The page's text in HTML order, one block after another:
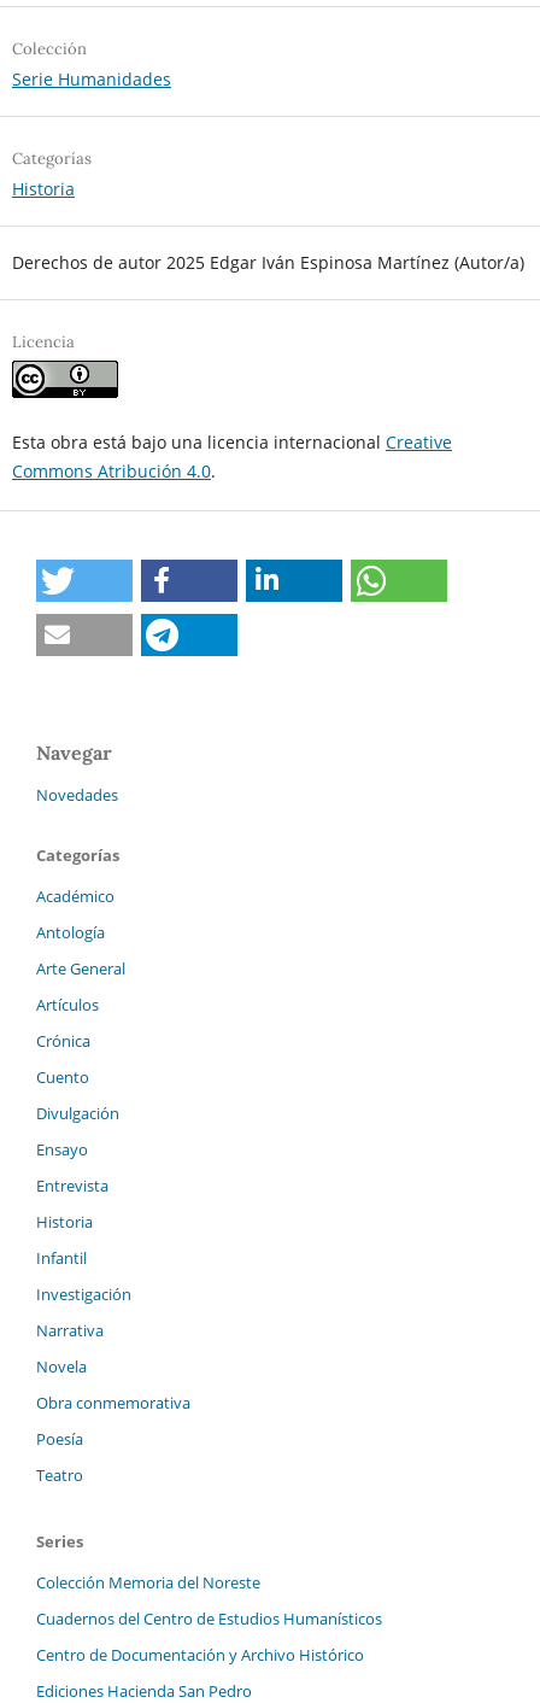
Colección
Serie Humanidades
Categorías
Historia
Derechos de autor 2025 Edgar Iván Espinosa Martínez (Autor/a)
Licencia
Esta obra está bajo una licencia internacional Creative
Commons Atribución 4.0.
Navegar
Novedades
Categorías
Académico
Antología
Arte General
Artículos
Crónica
Cuento
Divulgación
Ensayo
Entrevista
Historia
Infantil
Investigación
Narrativa
Novela
Obra conmemorativa
Poesía
Teatro
Series
Colección Memoria del Noreste
Cuadernos del Centro de Estudios Humanísticos
Centro de Documentación y Archivo Histórico
Ediciones Hacienda San Pedro